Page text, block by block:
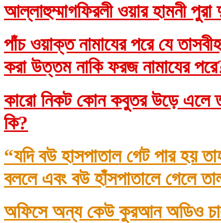
আল্লাহুম্মাগফিরলী ওয়ার হামনী
পাঁচ ওয়াক্ত নামাযের পরে যে
করা উত্তম নাকি ফরজ নামাযের
কারো নিকট কোন কবুতর উড়ে এলে
কি?
“যদি বউ হাসপাতাল গেট পার হয়
বললে এবং বউ হাঁসপাতালে গেলে
অফিসে অন্য কেউ কুরআন অডিও